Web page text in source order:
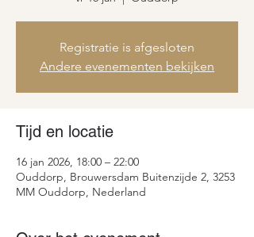
Registratie is afgesloten
Andere evenementen bekijken
Tijd en locatie
16 jan 2026, 18:00 – 22:00
Ouddorp, Brouwersdam Buitenzijde 2, 3253
MM Ouddorp, Nederland